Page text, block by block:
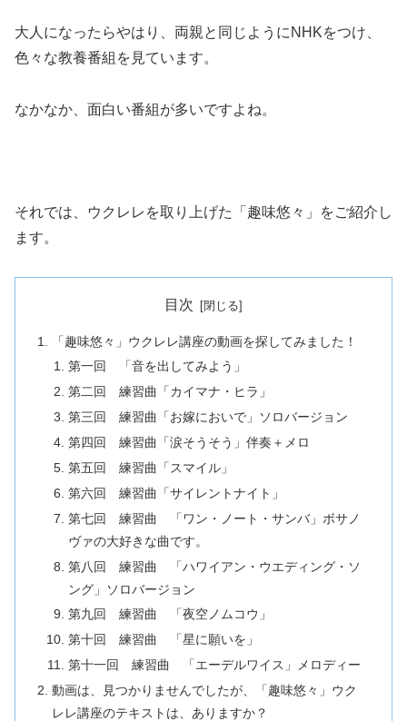
大人になったらやはり、両親と同じようにNHKをつけ、
色々な教養番組を見ています。
なかなか、面白い番組が多いですよね。
それでは、ウクレレを取り上げた「趣味悠々」をご紹介し
ます。
目次
「趣味悠々」ウクレレ講座の動画を探してみました！
第一回 「音を出してみよう」
第二回 練習曲「カイマナ・ヒラ」
第三回 練習曲「お嫁においで」ソロバージョン
第四回 練習曲「涙そうそう」伴奏＋メロ
第五回 練習曲「スマイル」
第六回 練習曲「サイレントナイト」
第七回 練習曲 「ワン・ノート・サンバ」ボサノ
ヴァの大好きな曲です。
第八回 練習曲 「ハワイアン・ウエディング・ソ
ング」ソロバージョン
第九回 練習曲 「夜空ノムコウ」
第十回 練習曲 「星に願いを」
第十一回 練習曲 「エーデルワイス」メロディー
動画は、見つかりませんでしたが、「趣味悠々」ウク
レレ講座のテキストは、ありますか？